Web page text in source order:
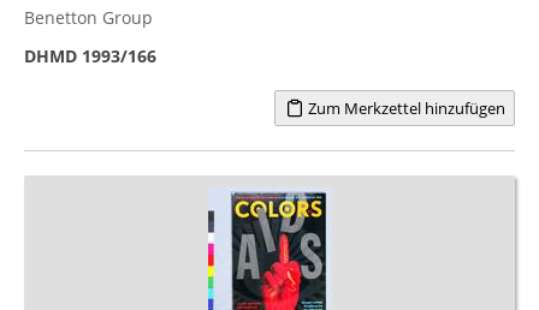
Benetton Group
DHMD 1993/166
Zum Merkzettel hinzufügen